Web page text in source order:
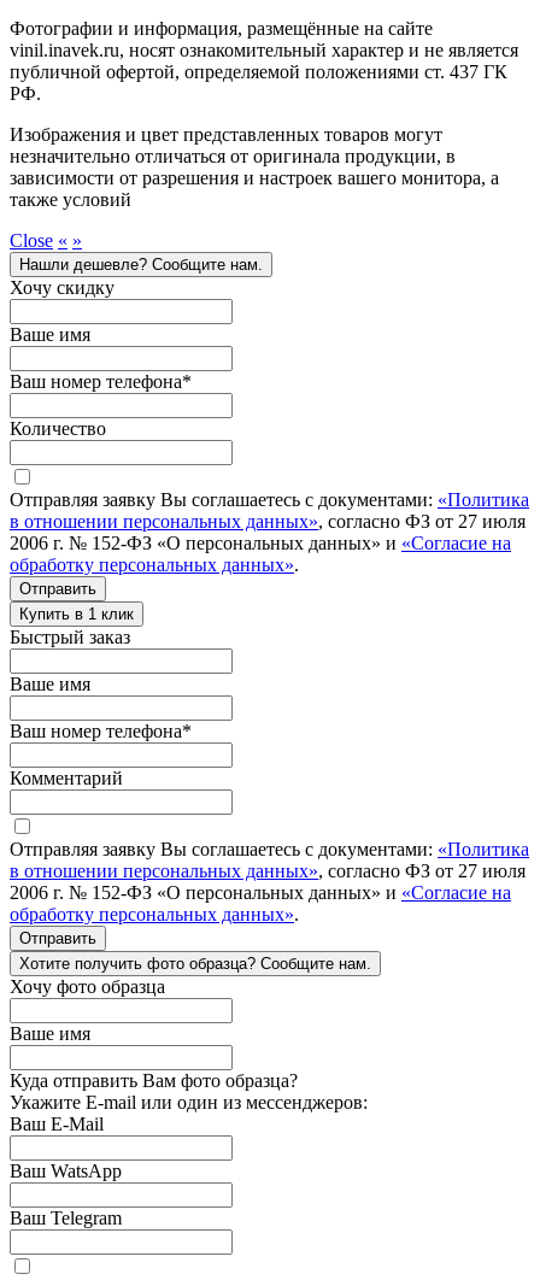
Фотографии и информация, размещённые на сайте
vinil.inavek.ru, носят ознакомительный характер и не является
публичной офертой, определяемой положениями ст. 437 ГК
РФ.
Изображения и цвет представленных товаров могут
незначительно отличаться от оригинала продукции, в
зависимости от разрешения и настроек вашего монитора, а
также условий
Close « »
Нашли дешевле? Сообщите нам.
Хочу скидку
Ваше имя
Ваш номер телефона*
Количество
Отправляя заявку Вы соглашаетесь с документами: «Политика
в отношении персональных данных», согласно ФЗ от 27 июля
2006 г. № 152-ФЗ «О персональных данных» и «Согласие на
обработку персональных данных».
Отправить
Купить в 1 клик
Быстрый заказ
Ваше имя
Ваш номер телефона*
Комментарий
Отправляя заявку Вы соглашаетесь с документами: «Политика
в отношении персональных данных», согласно ФЗ от 27 июля
2006 г. № 152-ФЗ «О персональных данных» и «Согласие на
обработку персональных данных».
Отправить
Хотите получить фото образца? Сообщите нам.
Хочу фото образца
Ваше имя
Куда отправить Вам фото образца?
Укажите E-mail или один из мессенджеров:
Ваш E-Mail
Ваш WatsApp
Ваш Telegram